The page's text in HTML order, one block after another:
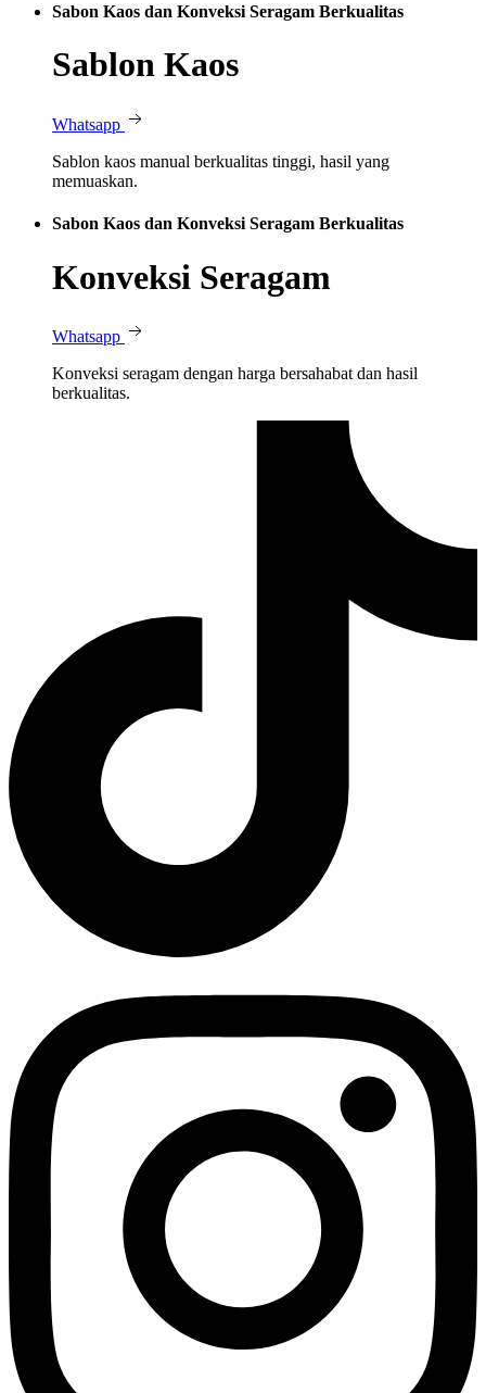
Sabon Kaos dan Konveksi Seragam Berkualitas
Sablon Kaos
Whatsapp
Sablon kaos manual berkualitas tinggi, hasil yang
memuaskan.
Sabon Kaos dan Konveksi Seragam Berkualitas
Konveksi Seragam
Whatsapp
Konveksi seragam dengan harga bersahabat dan hasil
berkualitas.